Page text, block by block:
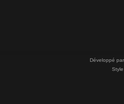
Développé par